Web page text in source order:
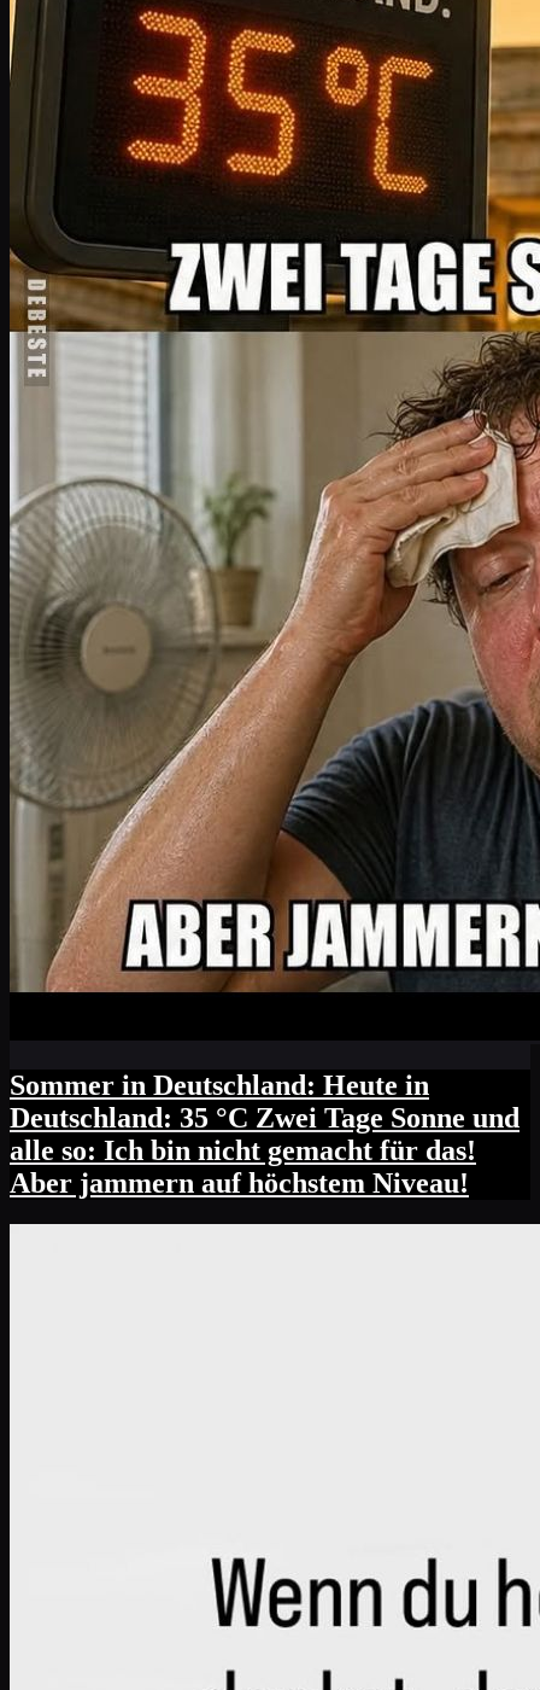
Sommer in Deutschland: Heute in
Deutschland: 35 °C Zwei Tage Sonne und
alle so: Ich bin nicht gemacht für das!
Aber jammern auf höchstem Niveau!